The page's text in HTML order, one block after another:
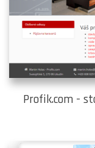
Profik.com -